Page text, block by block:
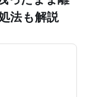
法も解説